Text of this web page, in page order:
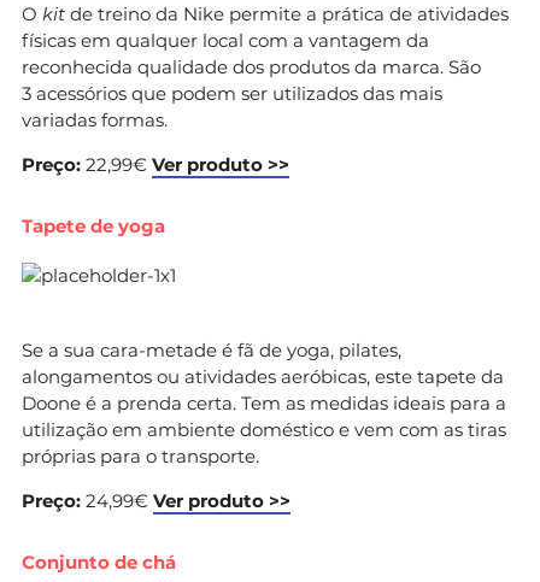
O kit de treino da Nike permite a prática de atividades
físicas em qualquer local com a vantagem da
reconhecida qualidade dos produtos da marca. São
3 acessórios que podem ser utilizados das mais
variadas formas.
Preço: 22,99€ Ver produto >>
Tapete de yoga
Se a sua cara-metade é fã de yoga, pilates,
alongamentos ou atividades aeróbicas, este tapete da
Doone é a prenda certa. Tem as medidas ideais para a
utilização em ambiente doméstico e vem com as tiras
próprias para o transporte.
Preço: 24,99€ Ver produto >>
Conjunto de chá